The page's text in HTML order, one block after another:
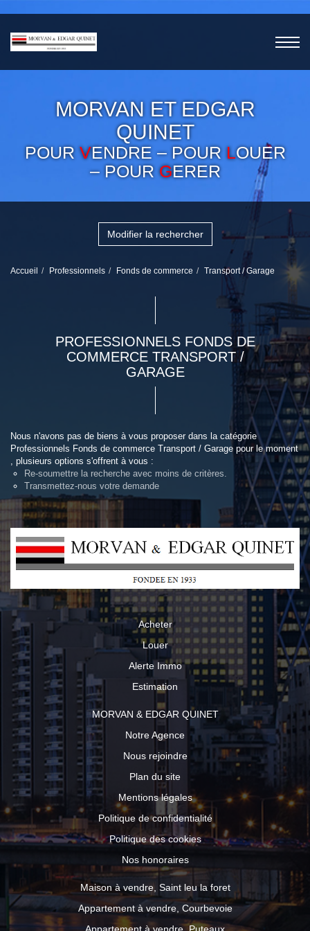
MORVAN ET EDGAR
QUINET
POURVENDRE – POUR LOUER
– POURGERER
Modifier la rechercher
Accueil Professionnels Fonds de commerce Transport / Garage
PROFESSIONNELS FONDS DE
COMMERCE TRANSPORT /
GARAGE
Nous n'avons pas de biens à vous proposer dans la catégorie
Professionnels Fonds de commerce Transport / Garage pour le moment
, plusieurs options s'offrent à vous :
Re-soumettre la recherche avec moins de critères.
Transmettez-nous votre demande
Acheter
Louer
Alerte Immo
Estimation
MORVAN & EDGAR QUINET
Notre Agence
Nous rejoindre
Plan du site
Mentions légales
Politique de confidentialité
Politique des cookies
Nos honoraires
Maison à vendre, Saint leu la foret
Appartement à vendre, Courbevoie